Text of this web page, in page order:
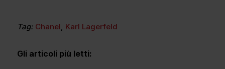
Tag: Chanel, Karl Lagerfeld
Gli articoli più letti: